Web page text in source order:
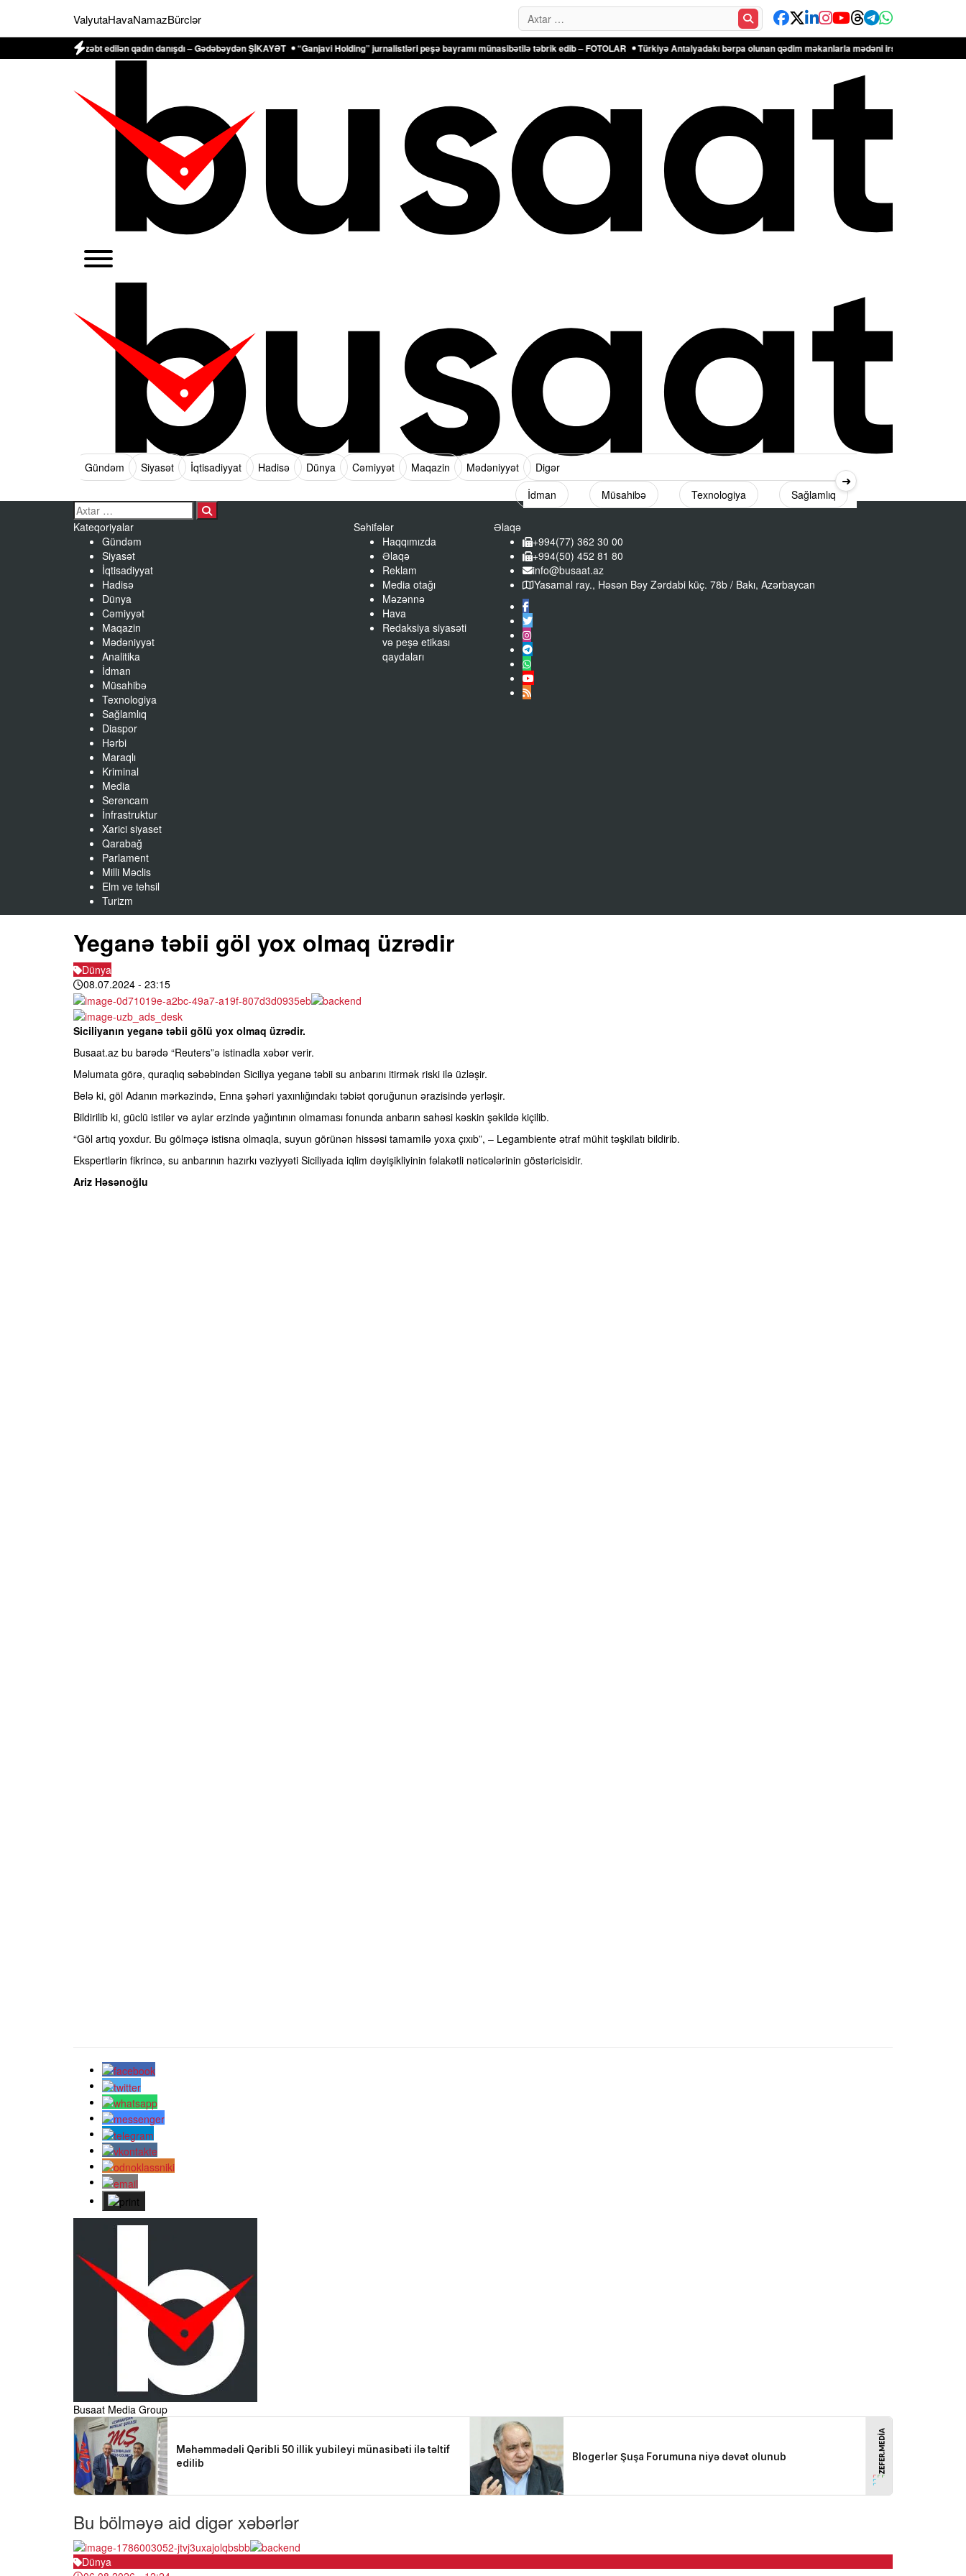
ValyutaHavaNamazBürclər Search…
zəbt edilən qadın danışdı – Gədəbəydən ŞİKAYƏT “Ganjavi Holding” jurnalistləri peşə bayramı münasibətilə təbrik edib – FOTOLAR Türkiyə Antalyadakı bərpa olunan qədim məkanlarla mədəni irsin qorunmasına töhfəsini
Gündəm Siyasət İqtisadiyyat Hadisə Dünya Cəmiyyət Maqazin Mədəniyyət
Digər
İdman
Müsahibə Texnologiya Sağlamlıq
➜
Search…
Kateqoriyalar
Gündəm
Siyasət
İqtisadiyyat
Hadisə
Dünya
Cəmiyyət
Maqazin
Mədəniyyət
Analitika
İdman
Müsahibə
Texnologiya
Sağlamlıq
Diaspor
Hərbi
Maraqlı
Kriminal
Media
Serencam
İnfrastruktur
Xarici siyaset
Qarabağ
Parlament
Milli Məclis
Elm ve tehsil
Turizm
Səhifələr
Haqqımızda
Əlaqə
Reklam
Media otağı
Məzənnə
Hava
Redaksiya siyasəti
və peşə etikası
qaydaları
Əlaqə
+994(77) 362 30 00
+994(50) 452 81 80
info@busaat.az
Yasamal ray., Həsən Bəy Zərdabi küç. 78b / Bakı, Azərbaycan
Yeganə təbii göl yox olmaq üzrədir
Dünya
08.07.2024 - 23:15
Siciliyanın yeganə təbii gölü yox olmaq üzrədir.
Busaat.az bu barədə “Reuters”ə istinadla xəbər verir.
Məlumata görə, quraqlıq səbəbindən Siciliya yeganə təbii su anbarını itirmək riski ilə üzləşir.
Belə ki, göl Adanın mərkəzində, Enna şəhəri yaxınlığındakı təbiət qoruğunun ərazisində yerləşir.
Bildirilib ki, güclü istilər və aylar ərzində yağıntının olmaması fonunda anbarın sahəsi kəskin şəkildə kiçilib.
“Göl artıq yoxdur. Bu gölməçə istisna olmaqla, suyun görünən hissəsi tamamilə yoxa çıxıb”, – Legambiente ətraf mühit təşkilatı bildirib.
Ekspertlərin fikrincə, su anbarının hazırkı vəziyyəti Siciliyada iqlim dəyişikliyinin fəlakətli nəticələrinin göstəricisidir.
Ariz Həsənoğlu
Busaat Media Group
Bu bölməyə aid digər xəbərlər
Dünya